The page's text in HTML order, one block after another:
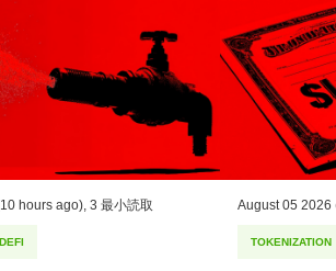
hours ago) 3 最小読取
DEFI
August 05 2026
TOKENIZATION